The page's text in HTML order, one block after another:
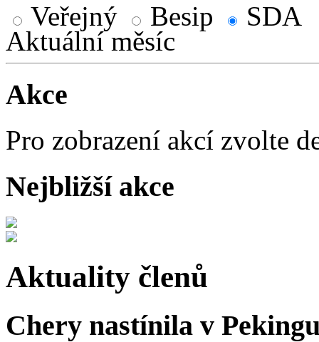
Veřejný Besip
SDA
Aktuální měsíc
Akce
Pro zobrazení akcí zvolte
Nejbližší akce
Aktuality členů
Chery nastínila v